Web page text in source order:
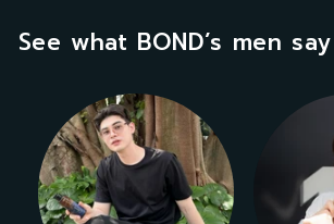
See what BOND’s men